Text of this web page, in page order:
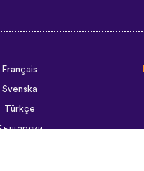
Français
Türkçe
Български
Tiếng Việt